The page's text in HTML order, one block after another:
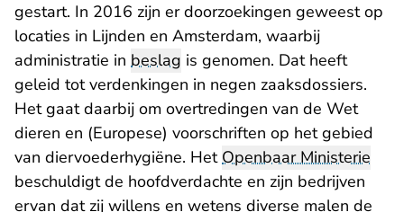
gestart. In 2016 zijn er doorzoekingen geweest op
locaties in Lijnden en Amsterdam, waarbij
administratie in beslag is genomen. Dat heeft
geleid tot verdenkingen in negen zaaksdossiers.
Het gaat daarbij om overtredingen van de Wet
dieren en (Europese) voorschriften op het gebied
van diervoederhygiëne. HetOpenbaar Ministerie
beschuldigt de hoofdverdachte en zijn bedrijven
ervan dat zij willens en wetens diverse malen de